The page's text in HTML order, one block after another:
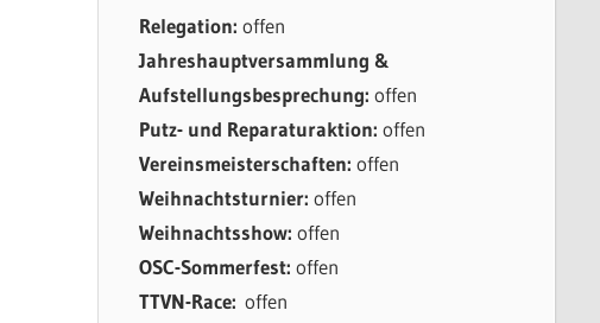
Relegation: offen
Jahreshauptversammlung &
Aufstellungsbesprechung: offen
Putz- und Reparaturaktion: offen
Vereinsmeisterschaften: offen
Weihnachtsturnier: offen
Weihnachtsshow: offen
OSC-Sommerfest: offen
TTVN-Race: offen